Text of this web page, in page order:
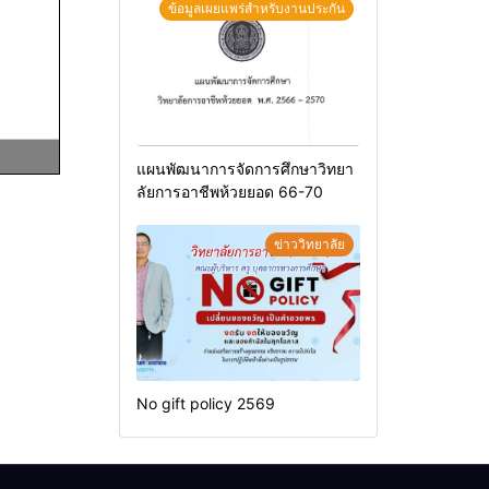
ข้อมูลเผยแพร่สำหรับงานประกัน
แผนพัฒนาการจัดการศึกษาวิทยา
ลัยการอาชีพห้วยยอด 66-70
ข่าววิทยาลัย
No gift policy 2569